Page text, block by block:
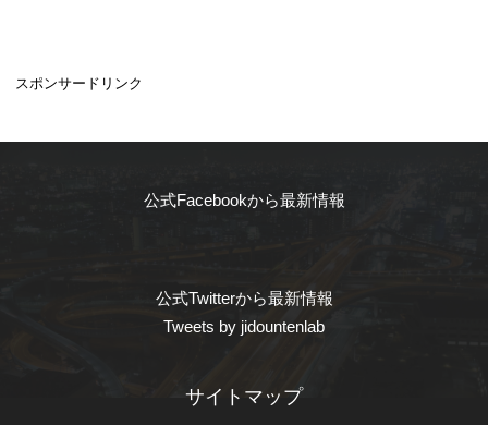
スポンサードリンク
公式Facebookから最新情報
公式Twitterから最新情報
Tweets by jidountenlab
サイトマップ